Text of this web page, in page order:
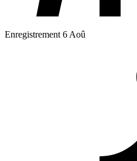
Enregistrement 6 Aoû